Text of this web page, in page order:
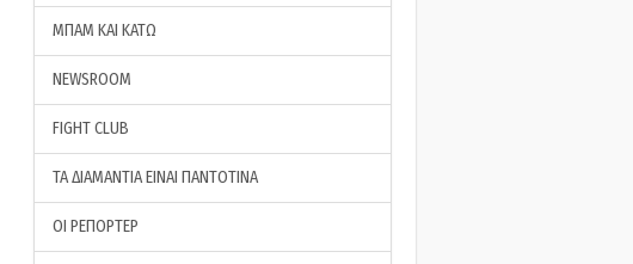
ΜΠΑΜ ΚΑΙ ΚΑΤΩ
NEWSROOM
FIGHT CLUB
ΤΑ ΔΙΑΜΑΝΤΙΑ ΕΙΝΑΙ ΠΑΝΤΟΤΙΝΑ
ΟΙ ΡΕΠΟΡΤΕΡ